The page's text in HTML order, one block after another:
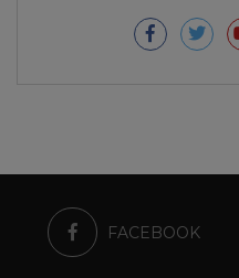
FACEBOOK